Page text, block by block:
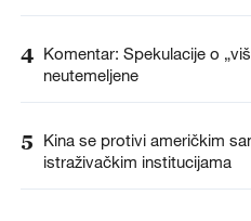
4 Komentar: Spekulacije o
neutemeljene
5
Kina se protivi američkim
istraživačkim institucijama